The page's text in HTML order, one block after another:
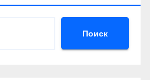
Поиск